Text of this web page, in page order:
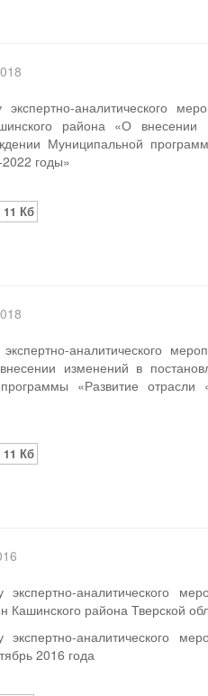
аналитического
района «О
Муниципальной
годы»
11 Кб
аналитического
изменений в
«Развитие отрасли
11 Кб
аналитического
района Тверской
аналитического
2016 года